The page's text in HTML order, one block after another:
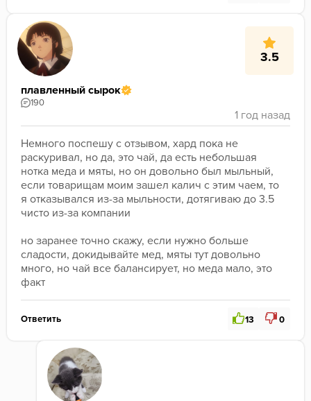
3.5
плавленный сырок
190
Немного поспешу с отзывом, хард пока не
раскуривал, но да, это чай, да есть небольшая
нотка меда и мяты, но он довольно был мыльный,
если товарищам моим зашел калич с этим чаем, то
я отказывался из-за мыльности, дотягиваю до 3.5
чисто из-за компании
но заранее точно скажу, если нужно больше
сладости, докидывайте мед, мяты тут довольно
много, но чай все балансирует, но меда мало, это
факт
Ответить 13 0